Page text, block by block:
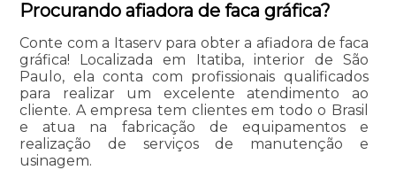
Procurando afiadora de faca gráfica?
Conte com a Itaserv para obter a afiadora de faca
gráfica! Localizada em Itatiba, interior de São
Paulo, ela conta com profissionais qualificados
para realizar um excelente atendimento ao
cliente. A empresa tem clientes em todo o Brasil
e atua na fabricação de equipamentos e
realização de serviços de manutenção e
usinagem.